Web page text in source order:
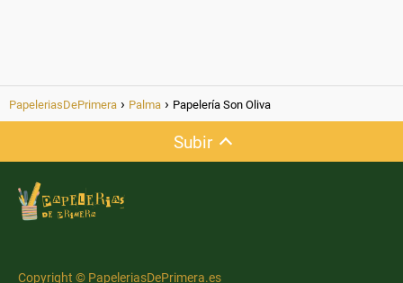
PapeleriasDePrimera Palma Papelería Son Oliva
Subir
Copyright © PapeleriasDePrimera.es